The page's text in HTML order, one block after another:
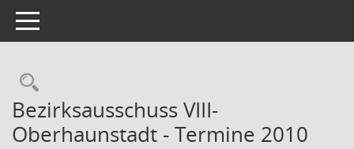
Toggle navigation
Rechercheauswahl
Bezirksausschuss VIII-
Oberhaunstadt - Termine 2010